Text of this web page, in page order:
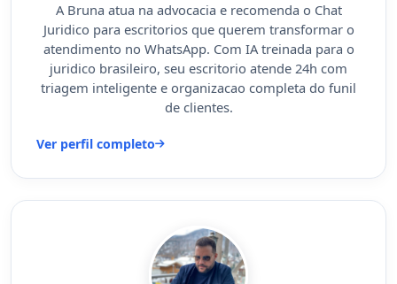
A Bruna atua na advocacia e recomenda o Chat
Juridico para escritorios que querem transformar o
atendimento no WhatsApp. Com IA treinada para o
juridico brasileiro, seu escritorio atende 24h com
triagem inteligente e organizacao completa do funil
de clientes.
Ver perfil completo